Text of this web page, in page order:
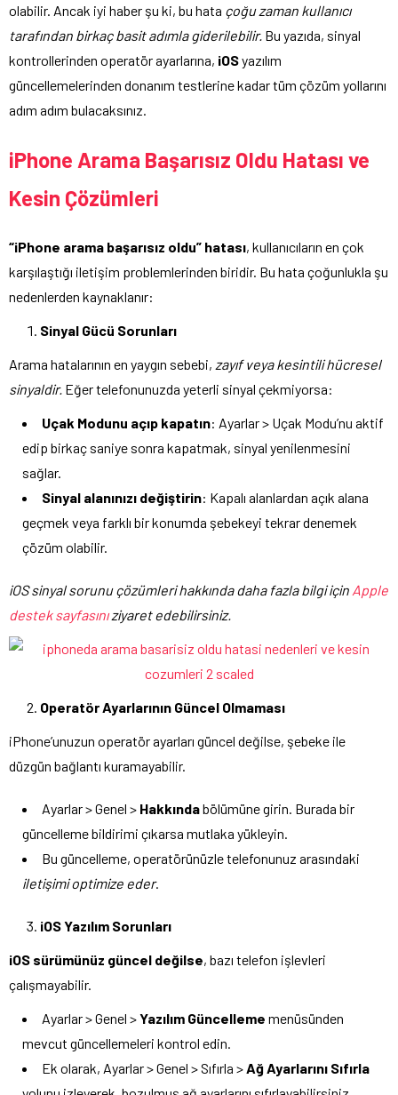
olabilir. Ancak iyi haber şu ki, bu hata çoğu zaman kullanıcı
tarafından birkaç basit adımla giderilebilir. Bu yazıda, sinyal
kontrollerinden operatör ayarlarına, iOSyazılım
güncellemelerinden donanım testlerine kadar tüm çözüm yollarını
adım adım bulacaksınız.
iPhone Arama Başarısız Oldu Hatası ve
Kesin Çözümleri
“iPhone arama başarısız oldu” hatası, kullanıcıların en çok
karşılaştığı iletişim problemlerinden biridir. Bu hata çoğunlukla şu
nedenlerden kaynaklanır:
Sinyal Gücü Sorunları
Arama hatalarının en yaygın sebebi, zayıf veya kesintili hücresel
sinyaldir. Eğer telefonunuzda yeterli sinyal çekmiyorsa:
Uçak Modunu açıp kapatın: Ayarlar > Uçak Modu’nu aktif
edip birkaç saniye sonra kapatmak, sinyal yenilenmesini
sağlar.
Sinyal alanınızı değiştirin: Kapalı alanlardan açık alana
geçmek veya farklı bir konumda şebekeyi tekrar denemek
çözüm olabilir.
iOS sinyal sorunu çözümleri hakkında daha fazla bilgi için Apple
destek sayfasınıziyaret edebilirsiniz.
Operatör Ayarlarının Güncel Olmaması
iPhone’unuzun operatör ayarları güncel değilse, şebeke ile
düzgün bağlantı kuramayabilir.
Ayarlar > Genel > Hakkındabölümüne girin. Burada bir
güncelleme bildirimi çıkarsa mutlaka yükleyin.
Bu güncelleme, operatörünüzle telefonunuz arasındaki
iletişimi optimize eder.
iOS Yazılım Sorunları
iOS sürümünüz güncel değilse, bazı telefon işlevleri
çalışmayabilir.
Ayarlar > Genel >Yazılım Güncelleme menüsünden
mevcut güncellemeleri kontrol edin.
Ek olarak, Ayarlar > Genel > Sıfırla > Ağ Ayarlarını Sıfırla